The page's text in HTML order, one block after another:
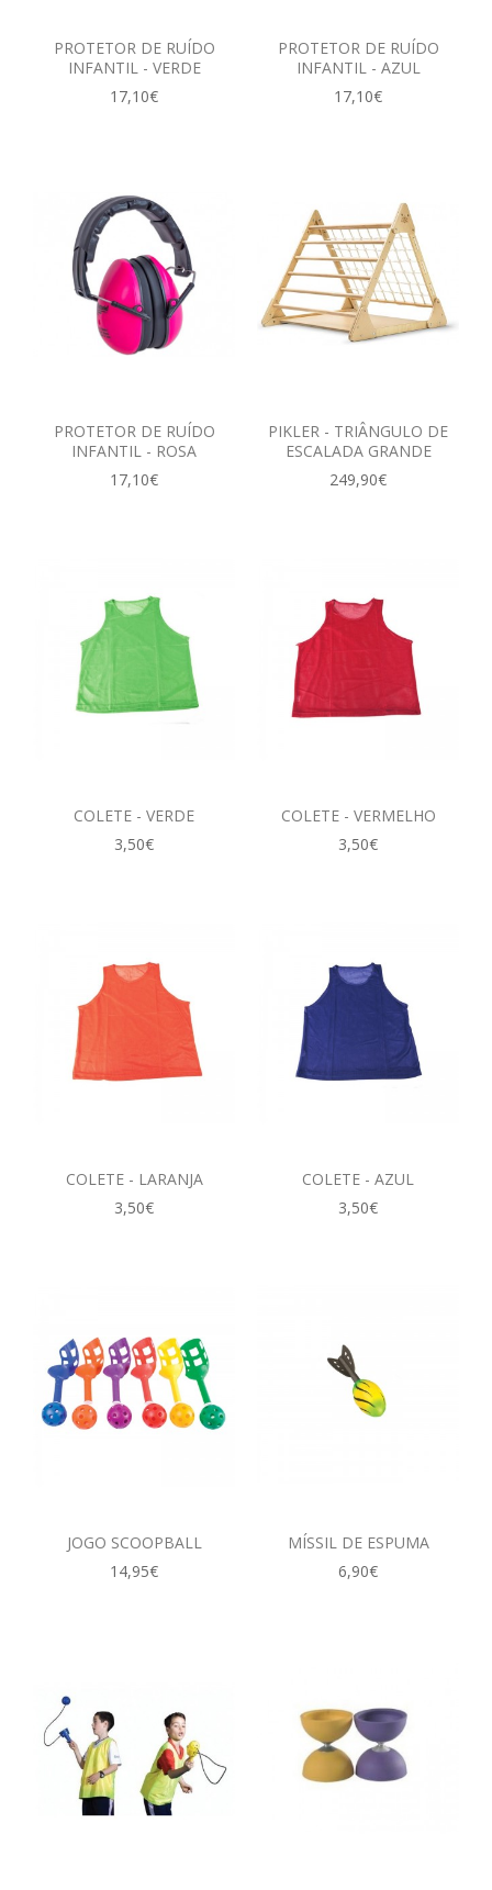
PROTETOR DE RUÍDO
INFANTIL - VERDE
17,10€
PROTETOR DE RUÍDO
INFANTIL - AZUL
17,10€
PROTETOR DE RUÍDO
INFANTIL - ROSA
17,10€
PIKLER - TRIÂNGULO DE
ESCALADA GRANDE
249,90€
COLETE - VERDE
3,50€
COLETE - VERMELHO
3,50€
COLETE - LARANJA
3,50€
COLETE - AZUL
3,50€
JOGO SCOOPBALL
14,95€
MÍSSIL DE ESPUMA
6,90€